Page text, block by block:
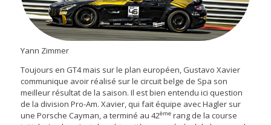
Yann Zimmer
Toujours en GT4 mais sur le plan européen, Gustavo Xavier
communique avoir réalisé sur le circuit belge de Spa son
meilleur résultat de la saison. Il est bien entendu ici question
de la division Pro-Am. Xavier, qui fait équipe avec Hagler sur
une Porsche Cayman, a terminé au 42ème rang de la course